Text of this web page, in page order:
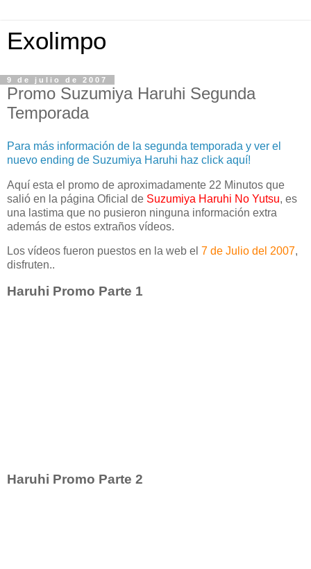
Exolimpo
9 de julio de 2007
Promo Suzumiya Haruhi Segunda
Temporada
Para más información de la segunda temporada y ver el
nuevo ending de Suzumiya Haruhi haz click aquí!
Aquí esta el promo de aproximadamente 22 Minutos que
salió en la página Oficial de Suzumiya Haruhi No Yutsu, es
una lastima que no pusieron ninguna información extra
además de estos extraños vídeos.
Los vídeos fueron puestos en la web el 7 de Julio del 2007,
disfruten..
Haruhi Promo Parte 1
Haruhi Promo Parte 2